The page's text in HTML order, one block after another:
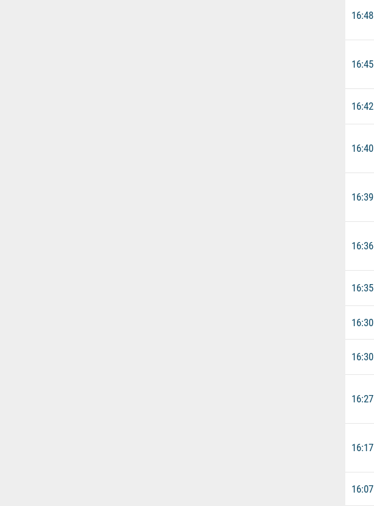
16:48
16:45
16:42
16:40
16:39
16:36
16:35
16:30
16:30
16:27
16:17
16:07